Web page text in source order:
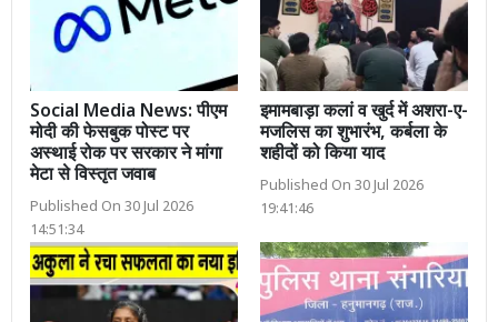
Social Media News: पीएम
मोदी की फेसबुक पोस्ट पर
अस्थाई रोक पर सरकार ने मांगा
मेटा से विस्तृत जवाब
Published On 30 Jul 2026
14:51:34
इमामबाड़ा कलां व खुर्द में अशरा-ए-
मजलिस का शुभारंभ, कर्बला के
शहीदों को किया याद
Published On 30 Jul 2026
19:41:46